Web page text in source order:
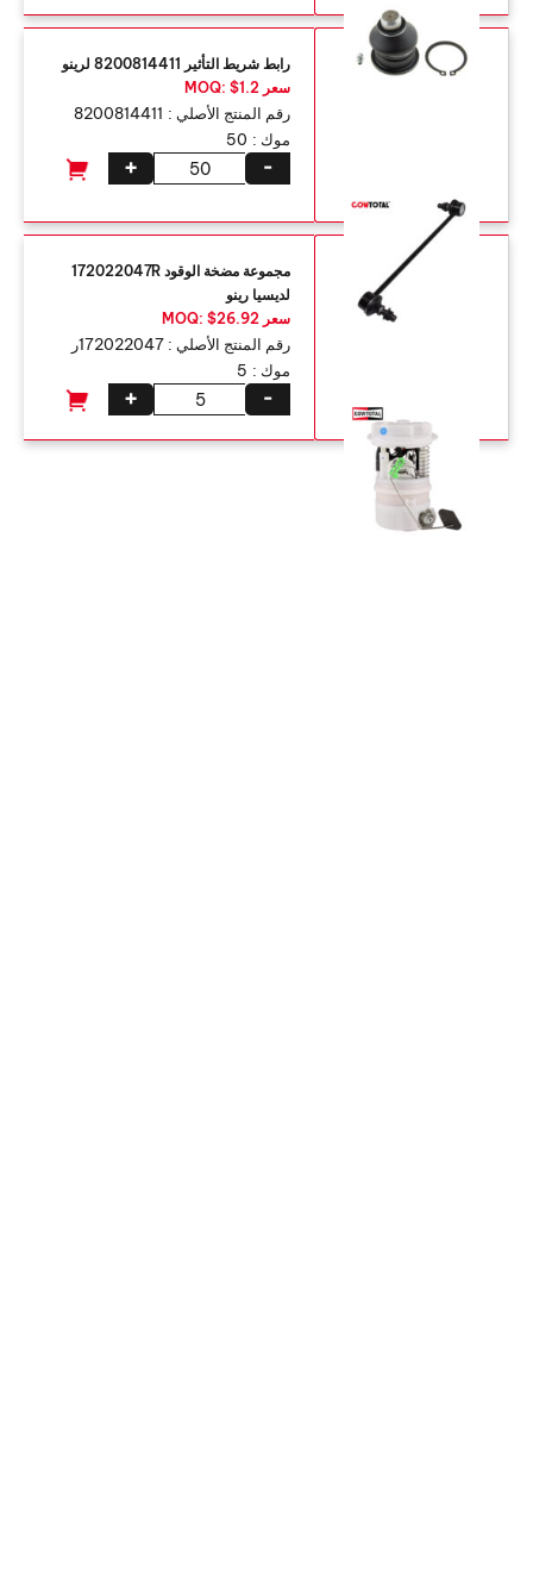
رابط شريط التأثير 8200814411 لرينو
سعر MOQ: $1.2
رقم المنتج الأصلي : 8200814411
موك : 50
+ -
مجموعة مضخة الوقود 172022047R
لديسيا رينو
سعر MOQ: $26.92
رقم المنتج الأصلي : 172022047ر
موك : 5
+ -